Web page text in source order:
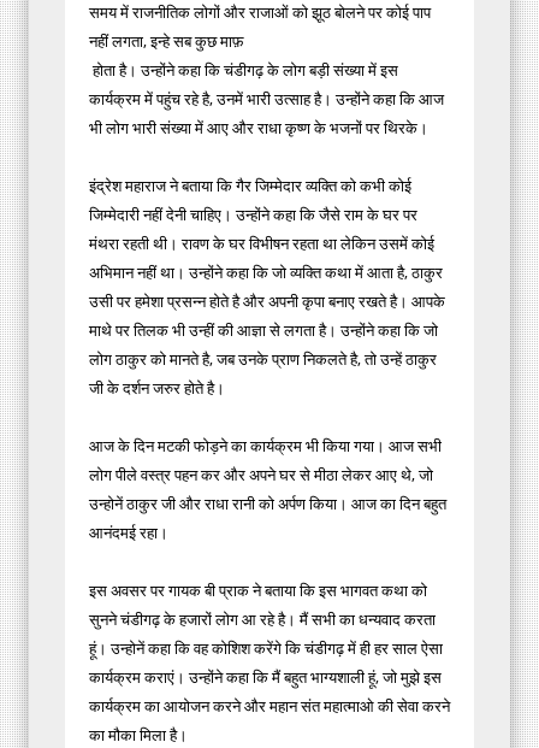
समय में राजनीतिक लोगों और राजाओं को झूठ बोलने पर कोई पाप
नहीं लगता, इन्हे सब कुछ माफ़
होता है। उन्होंने कहा कि चंडीगढ़ के लोग बड़ी संख्या में इस
कार्यक्रम में पहुंच रहे है, उनमें भारी उत्साह है। उन्होंने कहा कि आज
भी लोग भारी संख्या में आए और राधा कृष्ण के भजनों पर थिरके।
इंद्रेश महाराज ने बताया कि गैर जिम्मेदार व्यक्ति को कभी कोई
जिम्मेदारी नहीं देनी चाहिए। उन्होंने कहा कि जैसे राम के घर पर
मंथरा रहती थी। रावण के घर विभीषन रहता था लेकिन उसमें कोई
अभिमान नहीं था। उन्होंने कहा कि जो व्यक्ति कथा में आता है, ठाकुर
उसी पर हमेशा प्रसन्न होते है और अपनी कृपा बनाए रखते है। आपके
माथे पर तिलक भी उन्हीं की आज्ञा से लगता है। उन्होंने कहा कि जो
लोग ठाकुर को मानते है, जब उनके प्राण निकलते है, तो उन्हें ठाकुर
जी के दर्शन जरुर होते है।
आज के दिन मटकी फोड़ने का कार्यक्रम भी किया गया। आज सभी
लोग पीले वस्त्र पहन कर और अपने घर से मीठा लेकर आए थे, जो
उन्होनें ठाकुर जी और राधा रानी को अर्पण किया। आज का दिन बहुत
आनंदमई रहा।
इस अवसर पर गायक बी प्राक ने बताया कि इस भागवत कथा को
सुनने चंडीगढ़ के हजारों लोग आ रहे है। मैं सभी का धन्यवाद करता
हूं। उन्होनें कहा कि वह कोशिश करेंगे कि चंडीगढ़ में ही हर साल ऐसा
कार्यक्रम कराएं। उन्होंने कहा कि मैं बहुत भाग्यशाली हूं, जो मुझे इस
कार्यक्रम का आयोजन करने और महान संत महात्माओ की सेवा करने
का मौका मिला है।